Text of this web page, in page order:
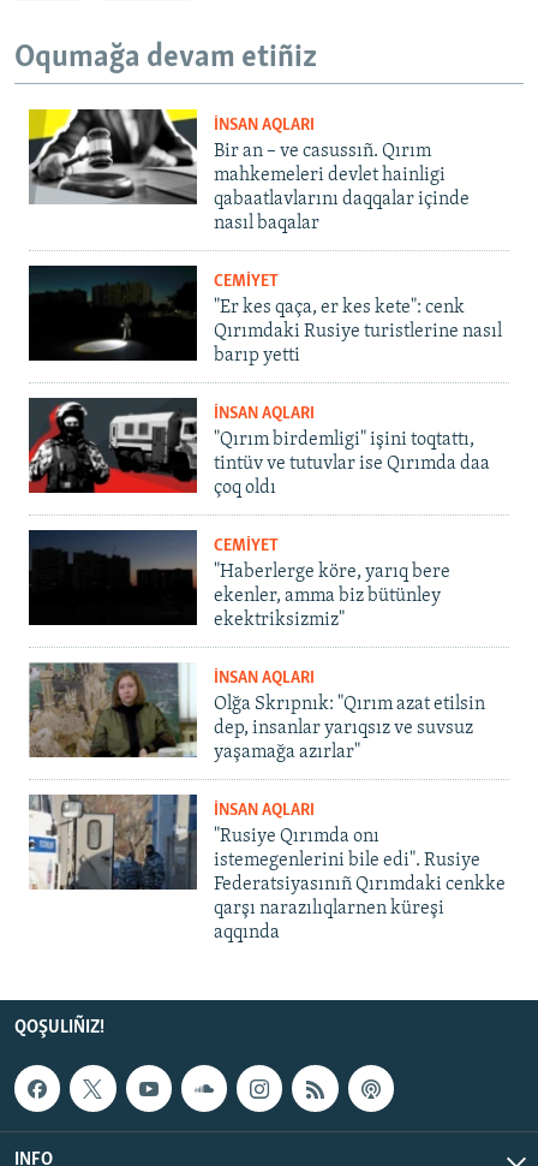
Oqumağa devam etiñiz
İNSAN AQLARI
Bir an – ve casussıñ. Qırım
mahkemeleri devlet hainligi
qabaatlavlarını daqqalar içinde
nasıl baqalar
CEMİYET
"Er kes qaça, er kes kete": cenk
Qırımdaki Rusiye turistlerine nasıl
barıp yetti
İNSAN AQLARI
"Qırım birdemligi" işini toqtattı,
tintüv ve tutuvlar ise Qırımda daa
çoq oldı
CEMİYET
"Haberlerge köre, yarıq bere
ekenler, amma biz bütünley
ekektriksizmiz"
İNSAN AQLARI
Olğa Skrıpnık: "Qırım azat etilsin
dep, insanlar yarıqsız ve suvsuz
yaşamağa azırlar"
İNSAN AQLARI
"Rusiye Qırımda onı
istemegenlerini bile edi". Rusiye
Federatsiyasınıñ Qırımdaki cenkke
qarşı narazılıqlarnen küreşi
aqqında
QOŞULIÑIZ!
INFO